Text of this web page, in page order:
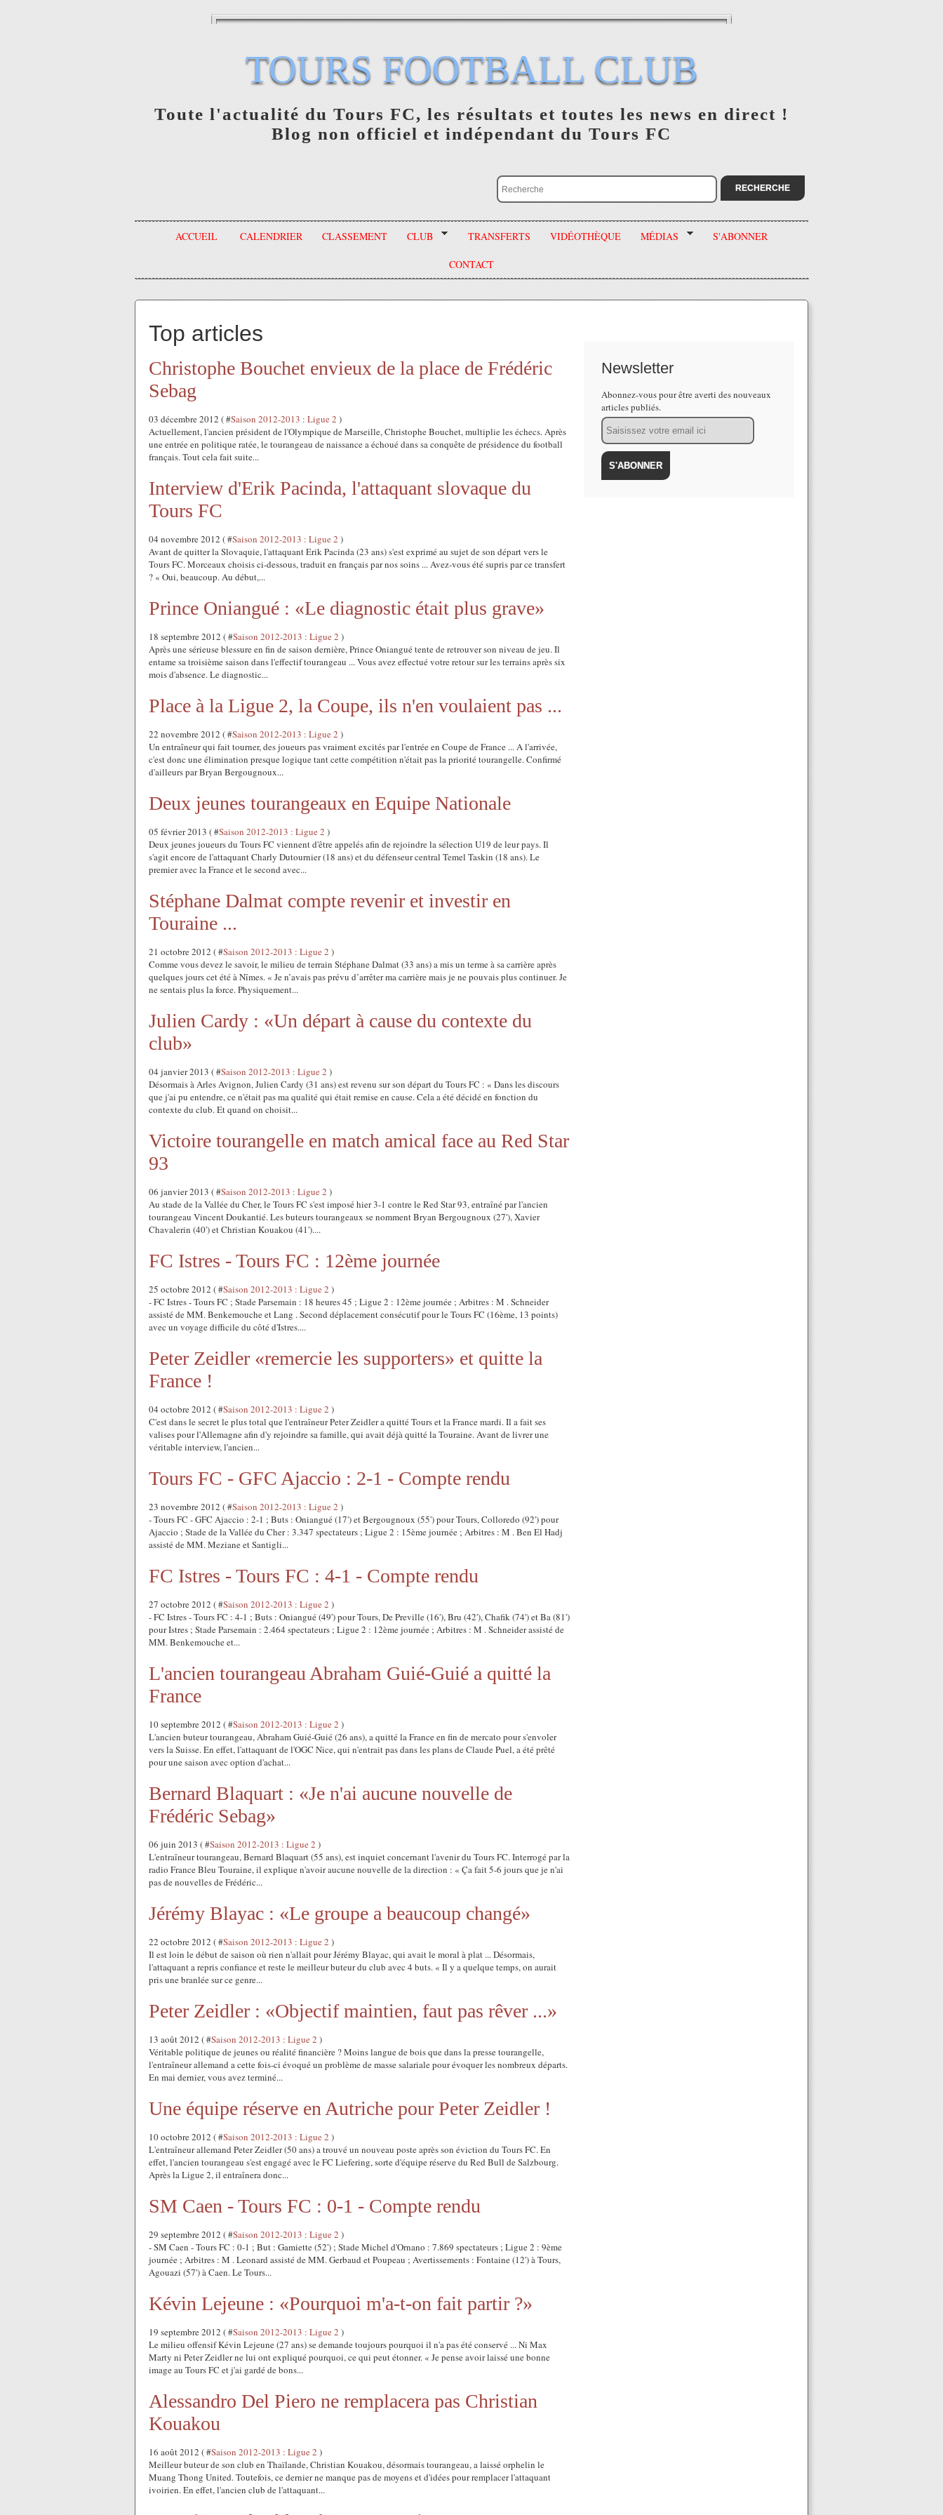
TOURS FOOTBALL CLUB
Toute l'actualité du Tours FC, les résultats et toutes les news en direct !
Blog non officiel et indépendant du Tours FC
ACCUEIL CALENDRIER CLASSEMENT CLUB TRANSFERTS VIDÉOTHÈQUE MÉDIAS S'ABONNER
CONTACT
Top articles
Christophe Bouchet envieux de la place de Frédéric
Sebag
03 décembre 2012 ( #Saison 2012-2013 : Ligue 2 )
Actuellement, l'ancien président de l'Olympique de Marseille, Christophe Bouchet, multiplie les échecs. Après
une entrée en politique ratée, le tourangeau de naissance a échoué dans sa conquête de présidence du football
français. Tout cela fait suite...
Interview d'Erik Pacinda, l'attaquant slovaque du
Tours FC
04 novembre 2012 ( #Saison 2012-2013 : Ligue 2 )
Avant de quitter la Slovaquie, l'attaquant Erik Pacinda (23 ans) s'est exprimé au sujet de son départ vers le
Tours FC. Morceaux choisis ci-dessous, traduit en français par nos soins ... Avez-vous été supris par ce transfert
? « Oui, beaucoup. Au début,...
Prince Oniangué : «Le diagnostic était plus grave»
18 septembre 2012 ( #Saison 2012-2013 : Ligue 2 )
Après une sérieuse blessure en fin de saison dernière, Prince Oniangué tente de retrouver son niveau de jeu. Il
entame sa troisième saison dans l'effectif tourangeau ... Vous avez effectué votre retour sur les terrains après six
mois d'absence. Le diagnostic...
Place à la Ligue 2, la Coupe, ils n'en voulaient pas ...
22 novembre 2012 ( #Saison 2012-2013 : Ligue 2 )
Un entraîneur qui fait tourner, des joueurs pas vraiment excités par l'entrée en Coupe de France ... A l'arrivée,
c'est donc une élimination presque logique tant cette compétition n'était pas la priorité tourangelle. Confirmé
d'ailleurs par Bryan Bergougnoux...
Deux jeunes tourangeaux en Equipe Nationale
05 février 2013 ( #Saison 2012-2013 : Ligue 2 )
Deux jeunes joueurs du Tours FC viennent d'être appelés afin de rejoindre la sélection U19 de leur pays. Il
s'agit encore de l'attaquant Charly Dutournier (18 ans) et du défenseur central Temel Taskin (18 ans). Le
premier avec la France et le second avec...
Stéphane Dalmat compte revenir et investir en
Touraine ...
21 octobre 2012 ( #Saison 2012-2013 : Ligue 2 )
Comme vous devez le savoir, le milieu de terrain Stéphane Dalmat (33 ans) a mis un terme à sa carrière après
quelques jours cet été à Nîmes. « Je n’avais pas prévu d’arrêter ma carrière mais je ne pouvais plus continuer. Je
ne sentais plus la force. Physiquement...
Julien Cardy : «Un départ à cause du contexte du
club»
04 janvier 2013 ( #Saison 2012-2013 : Ligue 2 )
Désormais à Arles Avignon, Julien Cardy (31 ans) est revenu sur son départ du Tours FC : « Dans les discours
que j'ai pu entendre, ce n'était pas ma qualité qui était remise en cause. Cela a été décidé en fonction du
contexte du club. Et quand on choisit...
Victoire tourangelle en match amical face au Red Star
93
06 janvier 2013 ( #Saison 2012-2013 : Ligue 2 )
Au stade de la Vallée du Cher, le Tours FC s'est imposé hier 3-1 contre le Red Star 93, entraîné par l'ancien
tourangeau Vincent Doukantié. Les buteurs tourangeaux se nomment Bryan Bergougnoux (27'), Xavier
Chavalerin (40') et Christian Kouakou (41')....
FC Istres - Tours FC : 12ème journée
25 octobre 2012 ( #Saison 2012-2013 : Ligue 2 )
- FC Istres - Tours FC ; Stade Parsemain : 18 heures 45 ; Ligue 2 : 12ème journée ; Arbitres : M . Schneider
assisté de MM. Benkemouche et Lang . Second déplacement consécutif pour le Tours FC (16ème, 13 points)
avec un voyage difficile du côté d'Istres....
Peter Zeidler «remercie les supporters» et quitte la
France !
04 octobre 2012 ( #Saison 2012-2013 : Ligue 2 )
C'est dans le secret le plus total que l'entraîneur Peter Zeidler a quitté Tours et la France mardi. Il a fait ses
valises pour l'Allemagne afin d'y rejoindre sa famille, qui avait déjà quitté la Touraine. Avant de livrer une
véritable interview, l'ancien...
Tours FC - GFC Ajaccio : 2-1 - Compte rendu
23 novembre 2012 ( #Saison 2012-2013 : Ligue 2 )
- Tours FC - GFC Ajaccio : 2-1 ; Buts : Oniangué (17') et Bergougnoux (55') pour Tours, Colloredo (92') pour
Ajaccio ; Stade de la Vallée du Cher : 3.347 spectateurs ; Ligue 2 : 15ème journée ; Arbitres : M . Ben El Hadj
assisté de MM. Meziane et Santigli...
FC Istres - Tours FC : 4-1 - Compte rendu
27 octobre 2012 ( #Saison 2012-2013 : Ligue 2 )
- FC Istres - Tours FC : 4-1 ; Buts : Oniangué (49') pour Tours, De Preville (16'), Bru (42'), Chafik (74') et Ba (81')
pour Istres ; Stade Parsemain : 2.464 spectateurs ; Ligue 2 : 12ème journée ; Arbitres : M . Schneider assisté de
MM. Benkemouche et...
L'ancien tourangeau Abraham Guié-Guié a quitté la
France
10 septembre 2012 ( #Saison 2012-2013 : Ligue 2 )
L'ancien buteur tourangeau, Abraham Guié-Guié (26 ans), a quitté la France en fin de mercato pour s'envoler
vers la Suisse. En effet, l'attaquant de l'OGC Nice, qui n'entrait pas dans les plans de Claude Puel, a été prêté
pour une saison avec option d'achat...
Bernard Blaquart : «Je n'ai aucune nouvelle de
Frédéric Sebag»
06 juin 2013 ( #Saison 2012-2013 : Ligue 2 )
L'entraîneur tourangeau, Bernard Blaquart (55 ans), est inquiet concernant l'avenir du Tours FC. Interrogé par la
radio France Bleu Touraine, il explique n'avoir aucune nouvelle de la direction : « Ça fait 5-6 jours que je n'ai
pas de nouvelles de Frédéric...
Jérémy Blayac : «Le groupe a beaucoup changé»
22 octobre 2012 ( #Saison 2012-2013 : Ligue 2 )
Il est loin le début de saison où rien n'allait pour Jérémy Blayac, qui avait le moral à plat ... Désormais,
l'attaquant a repris confiance et reste le meilleur buteur du club avec 4 buts. « Il y a quelque temps, on aurait
pris une branlée sur ce genre...
Peter Zeidler : «Objectif maintien, faut pas rêver ...»
13 août 2012 ( #Saison 2012-2013 : Ligue 2 )
Véritable politique de jeunes ou réalité financière ? Moins langue de bois que dans la presse tourangelle,
l'entraîneur allemand a cette fois-ci évoqué un problème de masse salariale pour évoquer les nombreux départs.
En mai dernier, vous avez terminé...
Une équipe réserve en Autriche pour Peter Zeidler !
10 octobre 2012 ( #Saison 2012-2013 : Ligue 2 )
L'entraîneur allemand Peter Zeidler (50 ans) a trouvé un nouveau poste après son éviction du Tours FC. En
effet, l'ancien tourangeau s'est engagé avec le FC Liefering, sorte d'équipe réserve du Red Bull de Salzbourg.
Après la Ligue 2, il entraînera donc...
SM Caen - Tours FC : 0-1 - Compte rendu
29 septembre 2012 ( #Saison 2012-2013 : Ligue 2 )
- SM Caen - Tours FC : 0-1 ; But : Gamiette (52') ; Stade Michel d'Ornano : 7.869 spectateurs ; Ligue 2 : 9ème
journée ; Arbitres : M . Leonard assisté de MM. Gerbaud et Poupeau ; Avertissements : Fontaine (12') à Tours,
Agouazi (57') à Caen. Le Tours...
Kévin Lejeune : «Pourquoi m'a-t-on fait partir ?»
19 septembre 2012 ( #Saison 2012-2013 : Ligue 2 )
Le milieu offensif Kévin Lejeune (27 ans) se demande toujours pourquoi il n'a pas été conservé ... Ni Max
Marty ni Peter Zeidler ne lui ont expliqué pourquoi, ce qui peut étonner. « Je pense avoir laissé une bonne
image au Tours FC et j'ai gardé de bons...
Alessandro Del Piero ne remplacera pas Christian
Kouakou
16 août 2012 ( #Saison 2012-2013 : Ligue 2 )
Meilleur buteur de son club en Thaïlande, Christian Kouakou, désormais tourangeau, a laissé orphelin le
Muang Thong United. Toutefois, ce dernier ne manque pas de moyens et d'idées pour remplacer l'attaquant
ivoirien. En effet, l'ancien club de l'attaquant...
Newsletter
Abonnez-vous pour être averti des nouveaux
articles publiés.
Email